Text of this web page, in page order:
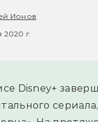
Ионов
г.
Disney+